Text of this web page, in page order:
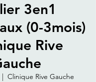
3en1
(0-3mois)
Rive
|
Clinique Rive Gauche